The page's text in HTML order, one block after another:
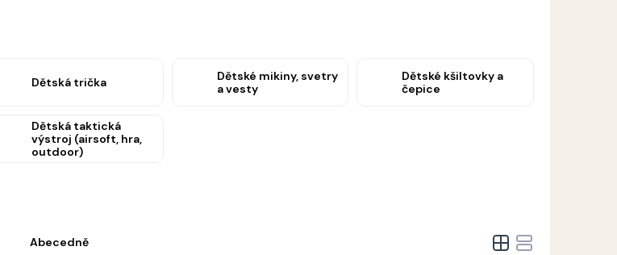
Dětská trička
Dětské mikiny, svetry
a vesty
Dětské kšiltovky a
čepice
Dětská taktická
výstroj (airsoft, hra,
outdoor)
Abecedně